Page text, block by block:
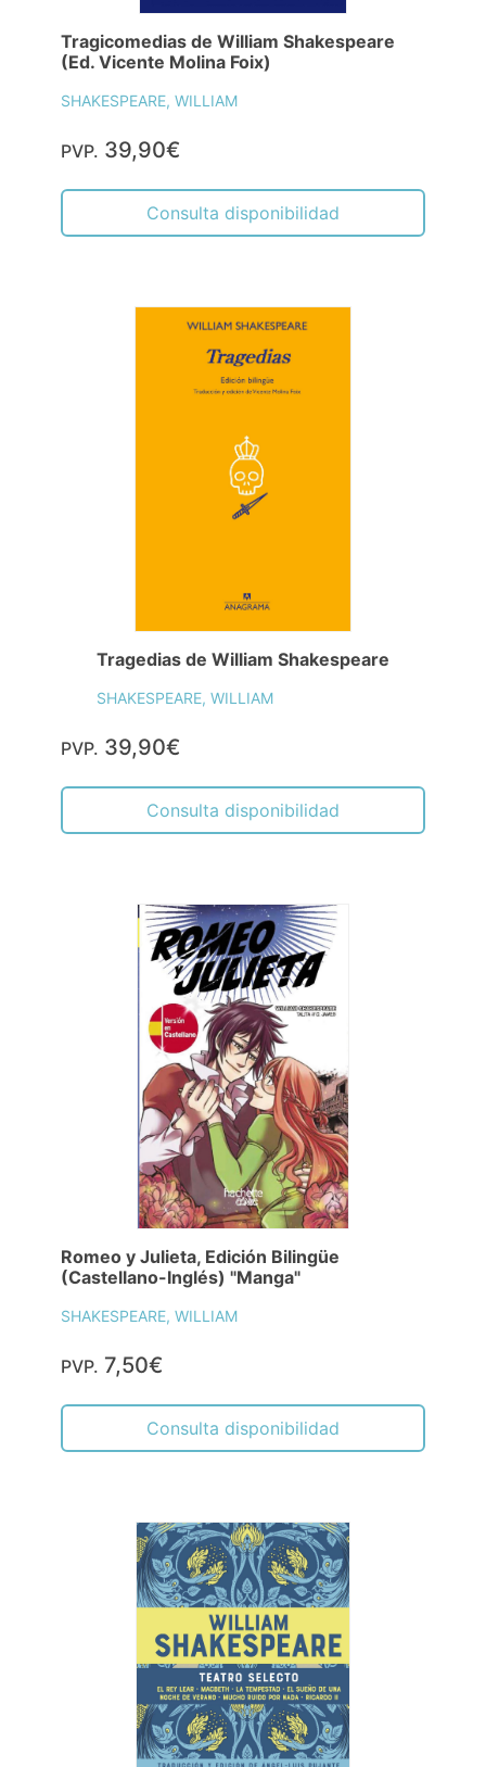
Tragicomedias de William Shakespeare
(Ed. Vicente Molina Foix)
SHAKESPEARE, WILLIAM
PVP. 39,90€
Consulta disponibilidad
Tragedias de William Shakespeare
SHAKESPEARE, WILLIAM
PVP. 39,90€
Consulta disponibilidad
Romeo y Julieta, Edición Bilingüe
(Castellano-Inglés) "Manga"
SHAKESPEARE, WILLIAM
PVP. 7,50€
Consulta disponibilidad